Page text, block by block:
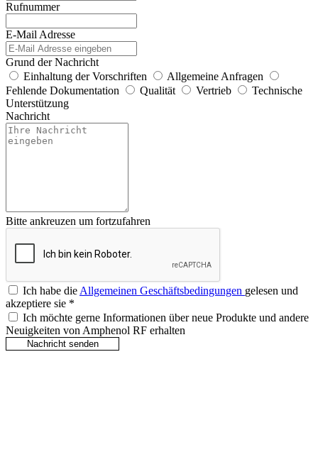
Rufnummer
E-Mail Adresse
Grund der Nachricht
Einhaltung der Vorschriften
Allgemeine Anfragen
Fehlende Dokumentation
Qualität Vertrieb
Technische
Unterstützung
Nachricht
Bitte ankreuzen um fortzufahren
Ich habe dieAllgemeinen Geschäftsbedingungen gelesen und
akzeptiere sie *
Ich möchte gerne Informationen über neue Produkte und andere
Neuigkeiten von Amphenol RF erhalten